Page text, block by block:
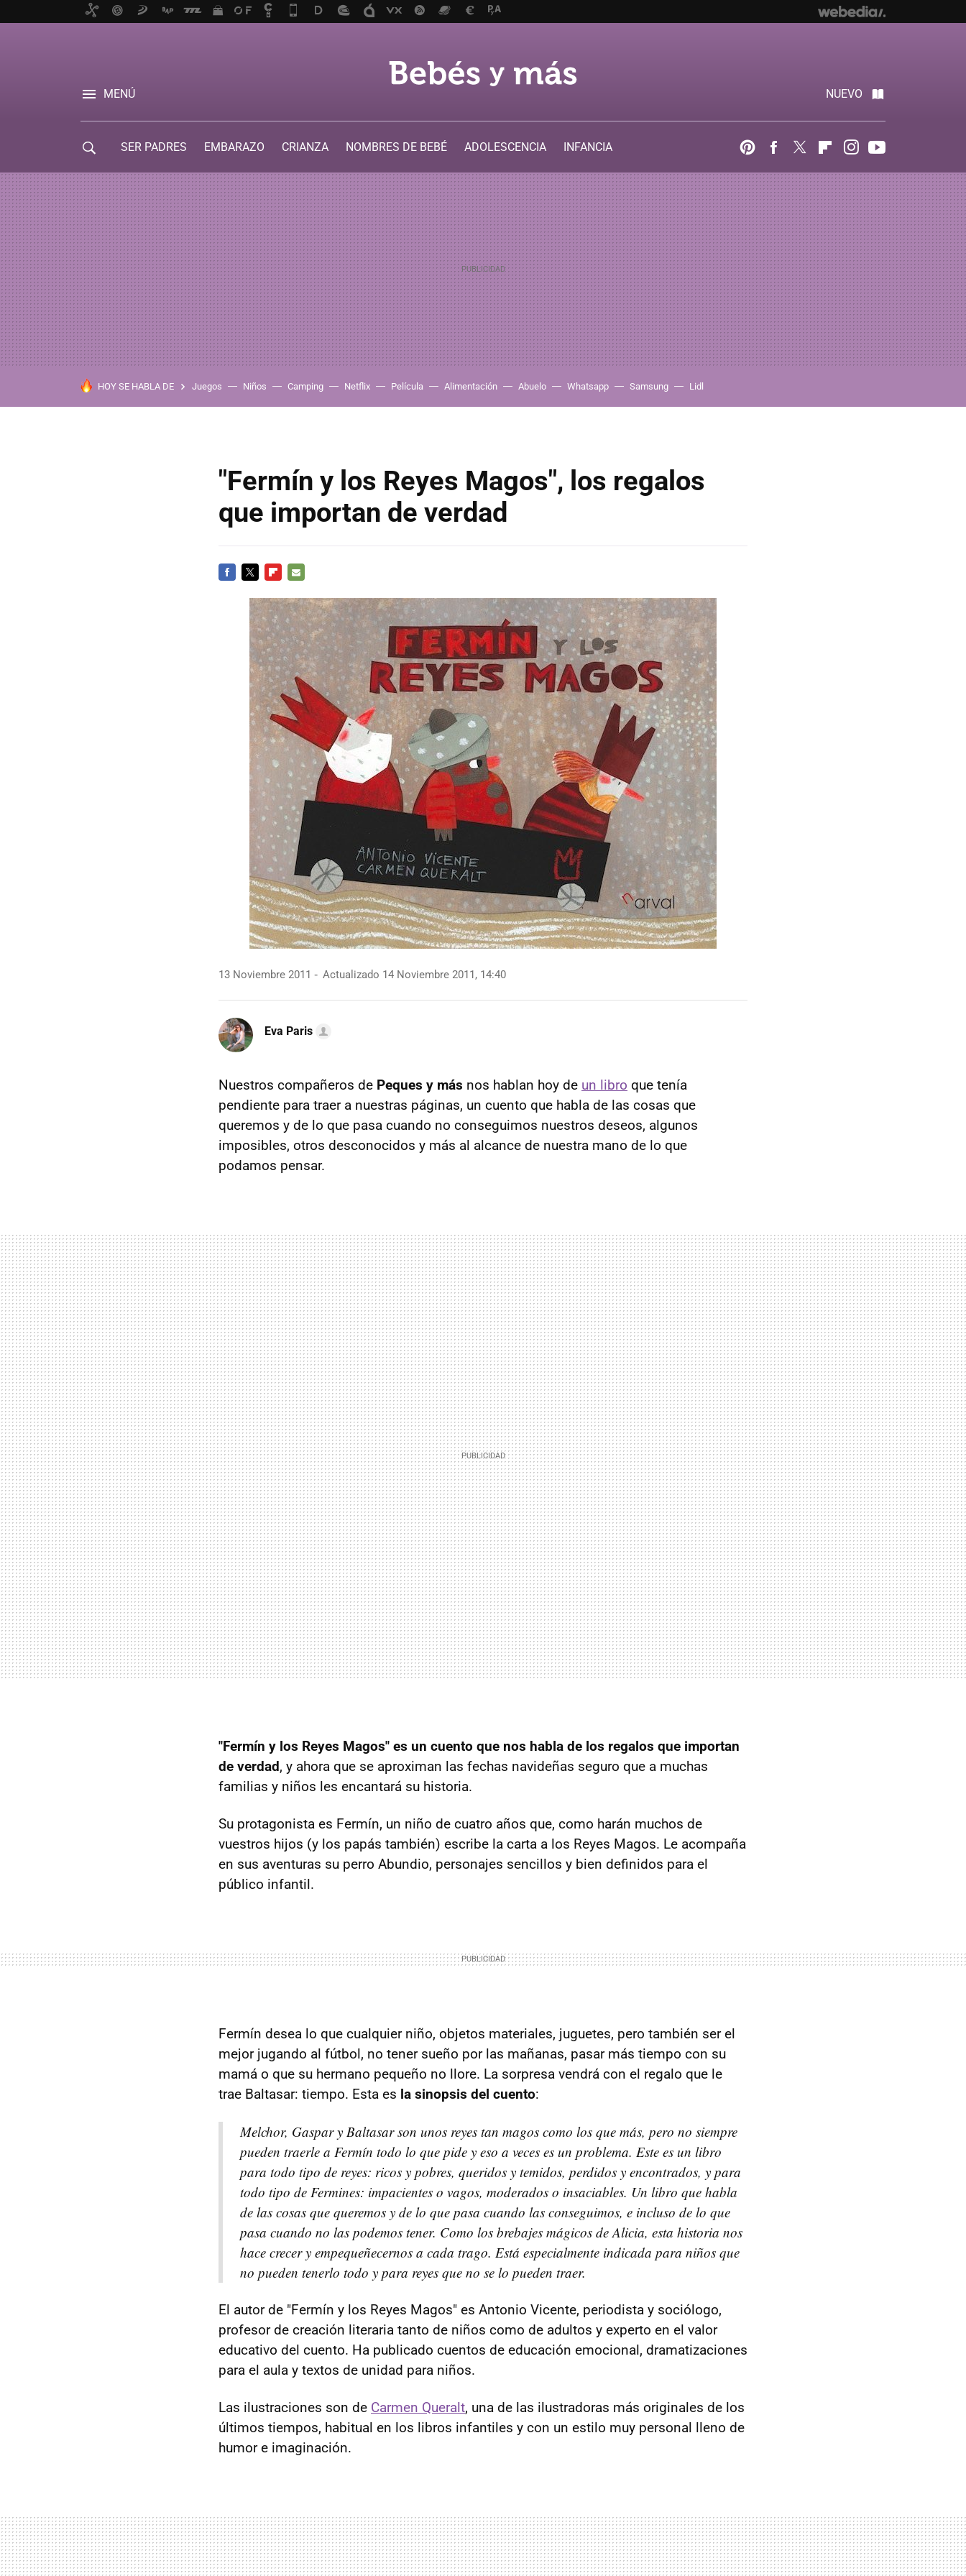
MENÚ NUEVO
SER PADRES EMBARAZO CRIANZA NOMBRES DE BEBÉ ADOLESCENCIA
INFANCIA
PinterestFacebook
Twitter FlipboardInstagram
HOY SE HABLA DE Juegos Niños Camping Netflix Película Alimentación Abuelo Whatsapp Samsung Lidl
"Fermín y los Reyes Magos", los regalos
que importan de verdad
MAIL
13 Noviembre 2011 Actualizado 14 Noviembre 2011, 14:40
Eva Paris
Nuestros compañeros de Peques y más nos hablan hoy de un libro que tenía
pendiente para traer a nuestras páginas, un cuento que habla de las cosas que
queremos y de lo que pasa cuando no conseguimos nuestros deseos, algunos
imposibles, otros desconocidos y más al alcance de nuestra mano de lo que
podamos pensar.
"Fermín y los Reyes Magos" es un cuento que nos habla de los regalos que importan
de verdad, y ahora que se aproximan las fechas navideñas seguro que a muchas
familias y niños les encantará su historia.
Su protagonista es Fermín, un niño de cuatro años que, como harán muchos de
vuestros hijos (y los papás también) escribe la carta a los Reyes Magos. Le acompaña
en sus aventuras su perro Abundio, personajes sencillos y bien definidos para el
público infantil.
Fermín desea lo que cualquier niño, objetos materiales, juguetes, pero también ser el
mejor jugando al fútbol, no tener sueño por las mañanas, pasar más tiempo con su
mamá o que su hermano pequeño no llore. La sorpresa vendrá con el regalo que le
trae Baltasar: tiempo. Esta es la sinopsis del cuento:
Melchor, Gaspar y Baltasar son unos reyes tan magos como los que más, pero no siempre
pueden traerle a Fermín todo lo que pide y eso a veces es un problema. Este es un libro
para todo tipo de reyes: ricos y pobres, queridos y temidos, perdidos y encontrados, y para
todo tipo de Fermines: impacientes o vagos, moderados o insaciables. Un libro que habla
de las cosas que queremos y de lo que pasa cuando las conseguimos, e incluso de lo que
pasa cuando no las podemos tener. Como los brebajes mágicos de Alicia, esta historia nos
hace crecer y empequeñecernos a cada trago. Está especialmente indicada para niños que
no pueden tenerlo todo y para reyes que no se lo pueden traer.
El autor de "Fermín y los Reyes Magos" es Antonio Vicente, periodista y sociólogo,
profesor de creación literaria tanto de niños como de adultos y experto en el valor
educativo del cuento. Ha publicado cuentos de educación emocional, dramatizaciones
para el aula y textos de unidad para niños.
Las ilustraciones son de Carmen Queralt, una de las ilustradoras más originales de los
últimos tiempos, habitual en los libros infantiles y con un estilo muy personal lleno de
humor e imaginación.